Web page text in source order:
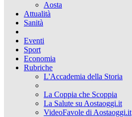
Aosta
Attualità
Sanità
Eventi
Sport
Economia
Rubriche
L'Accademia della Storia
La Coppia che Scoppia
La Salute su Aostaoggi.it
VideoFavole di Aostaoggi.it